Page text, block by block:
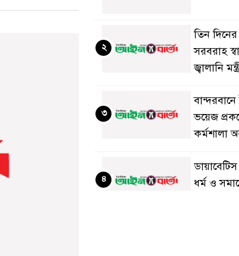
তিন
সরবরাহ
জ্বালানি
২
ভয়েজ
কর্মশালা
৩
ধর্ম ও
৪